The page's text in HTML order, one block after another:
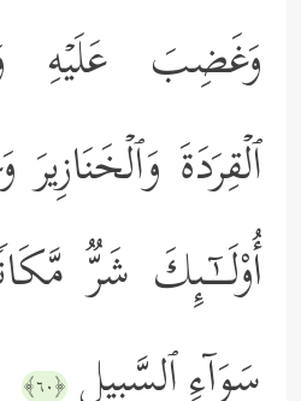
وَغَضِبَ عَلَیۡهِ
ٱلۡقِرَدَةَ
أُوْلَــٰۤـىِٕكَ شَرࣱّ
سَوَاۤءِ ٱلسَّبِیلِ ﴿٦٠﴾